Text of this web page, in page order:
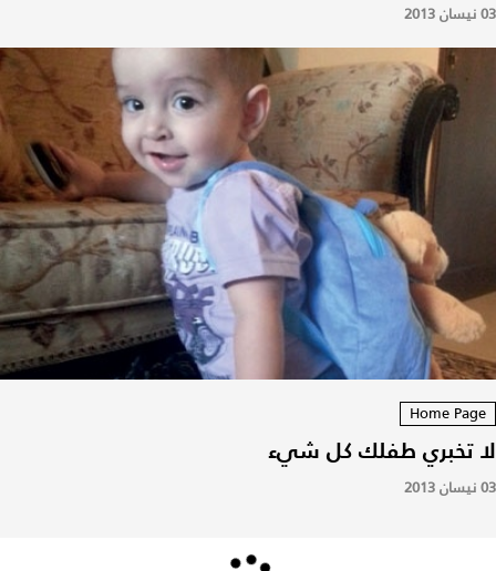
03 نيسان 2013
Home Page
لا تخبري طفلك كل شيء
03 نيسان 2013